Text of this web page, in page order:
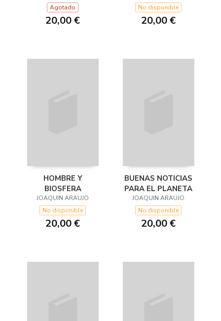
Agotado
20,00 €
No disponible
20,00 €
HOMBRE Y
BIOSFERA
JOAQUIN ARAUJO
No disponible
20,00 €
BUENAS NOTICIAS
PARA EL PLANETA
JOAQUIN ARAUJO
No disponible
20,00 €